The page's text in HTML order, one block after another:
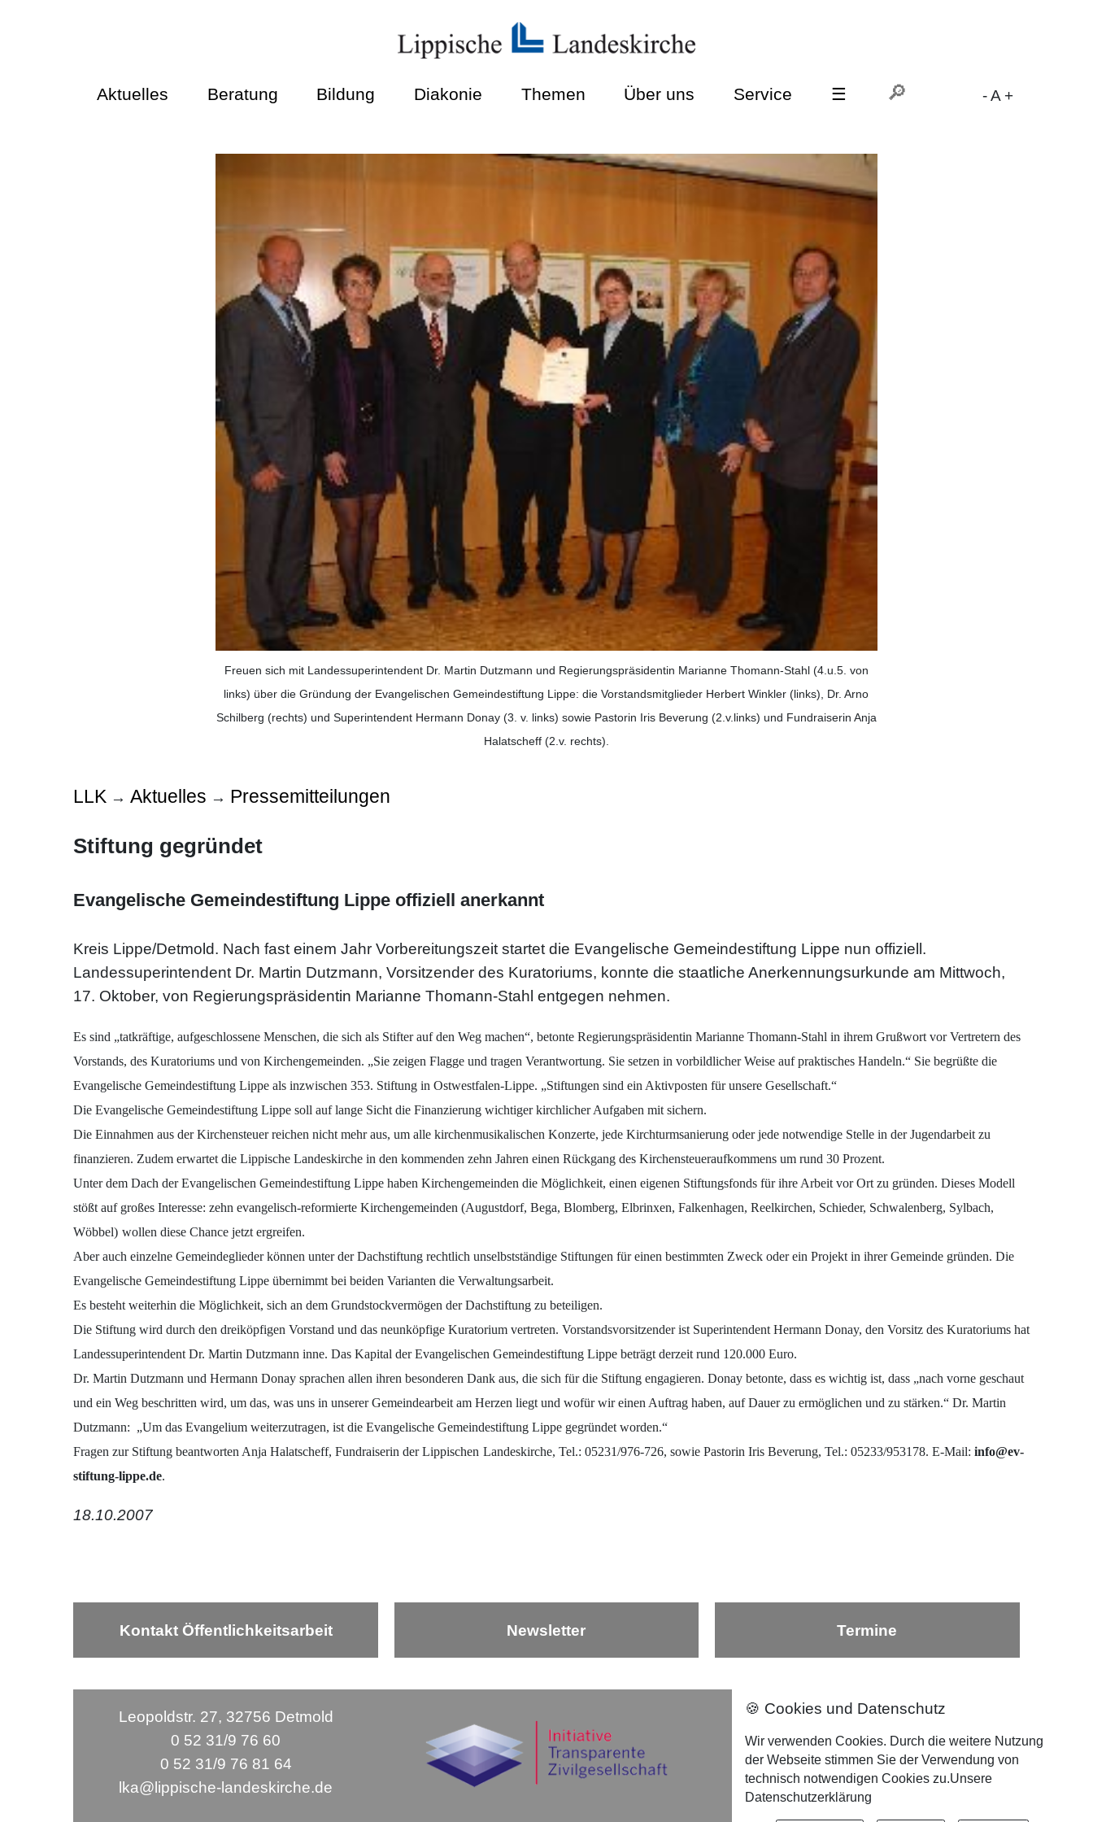
Aktuelles Beratung Bildung Diakonie Themen Über uns Service ☰ - A +
Freuen sich mit Landessuperintendent Dr. Martin Dutzmann und Regierungspräsidentin Marianne Thomann-Stahl (4.u.5. von
links) über die Gründung der Evangelischen Gemeindestiftung Lippe: die Vorstandsmitglieder Herbert Winkler (links), Dr. Arno
Schilberg (rechts) und Superintendent Hermann Donay (3. v. links) sowie Pastorin Iris Beverung (2.v.links) und Fundraiserin Anja
Halatscheff (2.v. rechts).
LLK →Aktuelles → Pressemitteilungen
Stiftung gegründet
Evangelische Gemeindestiftung Lippe offiziell anerkannt
Kreis Lippe/Detmold. Nach fast einem Jahr Vorbereitungszeit startet die Evangelische Gemeindestiftung Lippe nun offiziell.
Landessuperintendent Dr. Martin Dutzmann, Vorsitzender des Kuratoriums, konnte die staatliche Anerkennungsurkunde am Mittwoch,
17. Oktober, von Regierungspräsidentin Marianne Thomann-Stahl entgegen nehmen.
Es sind „tatkräftige, aufgeschlossene Menschen, die sich als Stifter auf den Weg machen“, betonte Regierungspräsidentin Marianne Thomann-Stahl in ihrem Grußwort vor Vertretern des
Vorstands, des Kuratoriums und von Kirchengemeinden. „Sie zeigen Flagge und tragen Verantwortung. Sie setzen in vorbildlicher Weise auf praktisches Handeln.“ Sie begrüßte die
Evangelische Gemeindestiftung Lippe als inzwischen 353. Stiftung in Ostwestfalen-Lippe. „Stiftungen sind ein Aktivposten für unsere Gesellschaft.“
Die Evangelische Gemeindestiftung Lippe soll auf lange Sicht die Finanzierung wichtiger kirchlicher Aufgaben mit sichern.
Die Einnahmen aus der Kirchensteuer reichen nicht mehr aus, um alle kirchenmusikalischen Konzerte, jede Kirchturmsanierung oder jede notwendige Stelle in der Jugendarbeit zu
finanzieren. Zudem erwartet die Lippische Landeskirche in den kommenden zehn Jahren einen Rückgang des Kirchensteueraufkommens um rund 30 Prozent.
Unter dem Dach der Evangelischen Gemeindestiftung Lippe haben Kirchengemeinden die Möglichkeit, einen eigenen Stiftungsfonds für ihre Arbeit vor Ort zu gründen. Dieses Modell
stößt auf großes Interesse: zehn evangelisch-reformierte Kirchengemeinden (Augustdorf, Bega, Blomberg, Elbrinxen, Falkenhagen, Reelkirchen, Schieder, Schwalenberg, Sylbach,
Wöbbel) wollen diese Chance jetzt ergreifen.
Aber auch einzelne Gemeindeglieder können unter der Dachstiftung rechtlich unselbstständige Stiftungen für einen bestimmten Zweck oder ein Projekt in ihrer Gemeinde gründen. Die
Evangelische Gemeindestiftung Lippe übernimmt bei beiden Varianten die Verwaltungsarbeit.
Es besteht weiterhin die Möglichkeit, sich an dem Grundstockvermögen der Dachstiftung zu beteiligen.
Die Stiftung wird durch den dreiköpfigen Vorstand und das neunköpfige Kuratorium vertreten. Vorstandsvorsitzender ist Superintendent Hermann Donay, den Vorsitz des Kuratoriums hat
Landessuperintendent Dr. Martin Dutzmann inne. Das Kapital der Evangelischen Gemeindestiftung Lippe beträgt derzeit rund 120.000 Euro.
Dr. Martin Dutzmann und Hermann Donay sprachen allen ihren besonderen Dank aus, die sich für die Stiftung engagieren. Donay betonte, dass es wichtig ist, dass „nach vorne geschaut
und ein Weg beschritten wird, um das, was uns in unserer Gemeindearbeit am Herzen liegt und wofür wir einen Auftrag haben, auf Dauer zu ermöglichen und zu stärken.“ Dr. Martin
Dutzmann: „Um das Evangelium weiterzutragen, ist die Evangelische Gemeindestiftung Lippe gegründet worden.“
Fragen zur Stiftung beantworten Anja Halatscheff, Fundraiserin der Lippischen Landeskirche, Tel.: 05231/976-726, sowie Pastorin Iris Beverung, Tel.: 05233/953178.E-Mail:info@ev-
stiftung-lippe.de.
18.10.2007
Kontakt Öffentlichkeitsarbeit Newsletter Termine
Leopoldstr. 27, 32756 Detmold
0 52 31/9 76 60
0 52 31/9 76 81 64
lka@lippische-landeskirche.de
Nach oben ⇪
Impressum
Datenschutzerklärung
🍪 Cookies und Datenschutz
Wir verwenden Cookies. Durch die weitere Nutzung
der Webseite stimmen Sie der Verwendung von
technisch notwendigen Cookies zu.Unsere
Datenschutzerklärung